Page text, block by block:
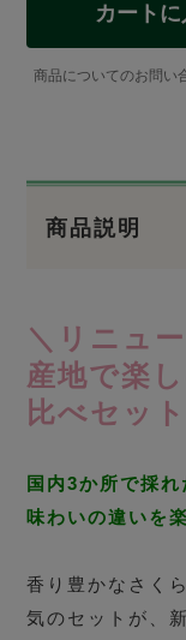
カート
商品についてのお問い
商品説明
＼リニュ
産地で楽
比べセット
国内3か所で採
味わいの違いを
香り豊かなさく
気のセットが、